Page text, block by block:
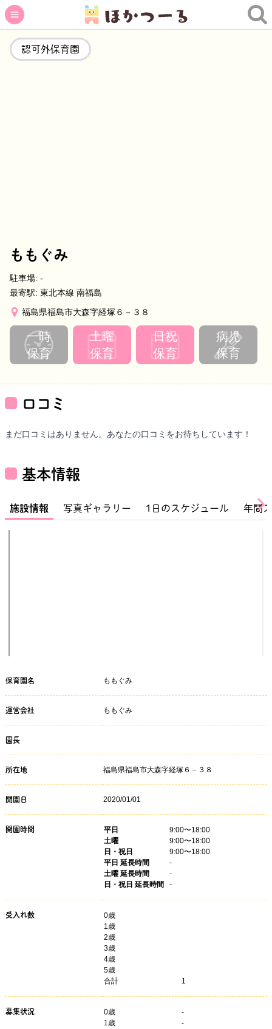
認可外保育園
ももぐみ
駐車場: -
最寄駅: 東北本線 南福島
福島県福島市大森字経塚６－３８
一時
保育
土曜
保育
日祝
保育
病児
保育
口コミ
まだ口コミはありません。あなたの口コミをお待ちしています！
基本情報
施設情報 写真ギャラリー 1日のスケジュール 年間
保育園名 ももぐみ
運営会社 ももぐみ
園長
所在地 福島県福島市大森字経塚６－３８
開園日 2020/01/01
開園時間 平日
9:00〜18:00
土曜
9:00〜18:00
日・祝日
9:00〜18:00
平日 延長時間
-
土曜 延長時間
-
日・祝日 延長時間
-
受入れ数
0歳
1歳
2歳
3歳
4歳
5歳
合計
1
募集状況 0歳
-
1歳
-